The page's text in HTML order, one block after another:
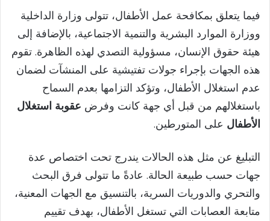
فيما يتعلق بمكافحة عمل الأطفال، تتولى وزارة الداخلية
ووزارة الموارد البشرية والتنمية الاجتماعية، بالإضافة إلى
هيئة حقوق الإنسان، مسؤولية التصدي لهذه الظاهرة. تقوم
هذه الجهات بإجراء جولات تفتيشية على المنشآت لضمان
عدم استغلال الأطفال، وتؤكد التزامها بعدم السماح
باستغلالهم من قبل أي جهة كانت وفرض عقوبة استغلال
الأطفال على المتورطين.
التبليغ عن مثل هذه الحالات يندرج تحت اختصاص عدة
جهات حسب طبيعة الحالة. عادةً ما تتولى فرق البحث
والتحري والدوريات السرية، بالتنسيق مع الجهات المعنية،
متابعة العصابات التي تستغل الأطفال، بهدف تقييم